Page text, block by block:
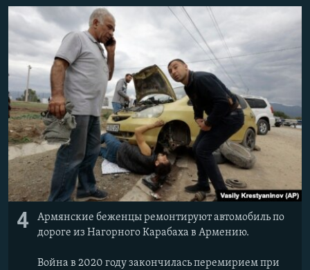
4
Армянские беженцы ремонтируют автомобиль по
дороге из Нагорного Карабаха в Армению.
Война в 2020 году закончилась перемирием при